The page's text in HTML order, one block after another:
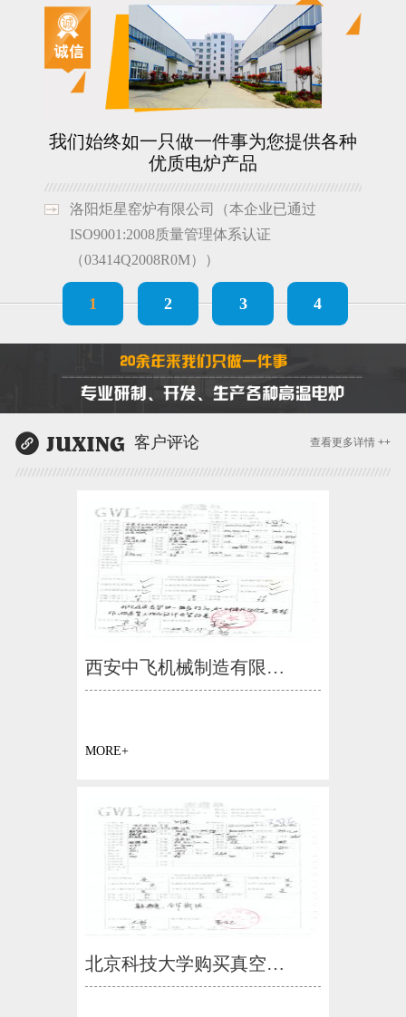
我们始终如一只做一件事为您提供各种
优质电炉产品
洛阳炬星窑炉有限公司（本企业已通过
ISO9001:2008质量管理体系认证
（03414Q2008R0M））
1 2 3 4
客户评论 查看更多详情 ++
西安中飞机械制造有限…
MORE+
北京科技大学购买真空…